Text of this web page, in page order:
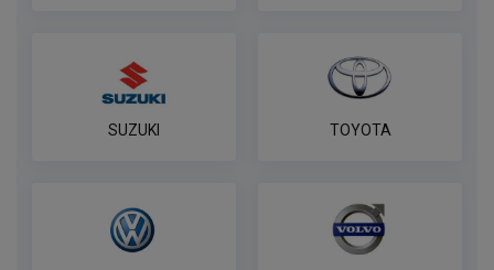
SUZUKI TOYOTA